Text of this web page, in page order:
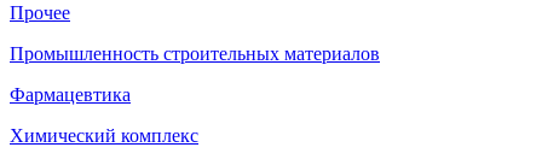
Прочее
Промышленность строительных материалов
Фармацевтика
Химический комплекс